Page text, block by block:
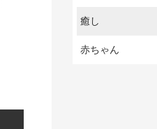
癒し
赤ちゃん